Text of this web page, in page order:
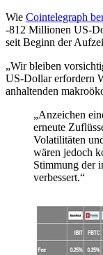
Wie Cointelegraph
-812 Millionen US-
seit Beginn der
„Wir bleiben
US-Dollar erfordern
anhaltenden
„Anzeichen
erneute
Volatilitäten
wären jedoch
Stimmung der
verbessert.“